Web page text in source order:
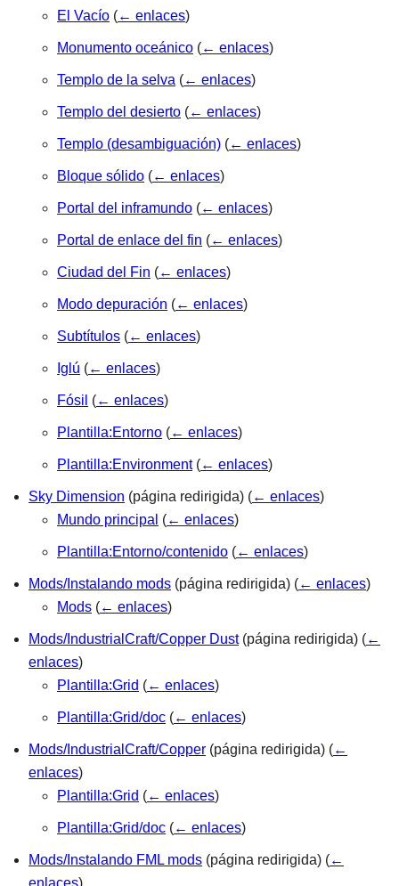
El Vacío (← enlaces)
Monumento oceánico (← enlaces)
Templo de la selva (← enlaces)
Templo del desierto (← enlaces)
Templo (desambiguación) (← enlaces)
Bloque sólido (← enlaces)
Portal del inframundo (← enlaces)
Portal de enlace del fin (← enlaces)
Ciudad del Fin (← enlaces)
Modo depuración (← enlaces)
Subtítulos (← enlaces)
Iglú (← enlaces)
Fósil (← enlaces)
Plantilla:Entorno (← enlaces)
Plantilla:Environment (← enlaces)
Sky Dimension (página redirigida) (← enlaces)
Mundo principal (← enlaces)
Plantilla:Entorno/contenido (← enlaces)
Mods/Instalando mods (página redirigida) (← enlaces)
Mods (← enlaces)
Mods/IndustrialCraft/Copper Dust(página redirigida) (←
enlaces)
Plantilla:Grid (← enlaces)
Plantilla:Grid/doc (← enlaces)
Mods/IndustrialCraft/Copper (página redirigida) (←
enlaces)
Plantilla:Grid (← enlaces)
Plantilla:Grid/doc (← enlaces)
Mods/Instalando FML mods (página redirigida) (←